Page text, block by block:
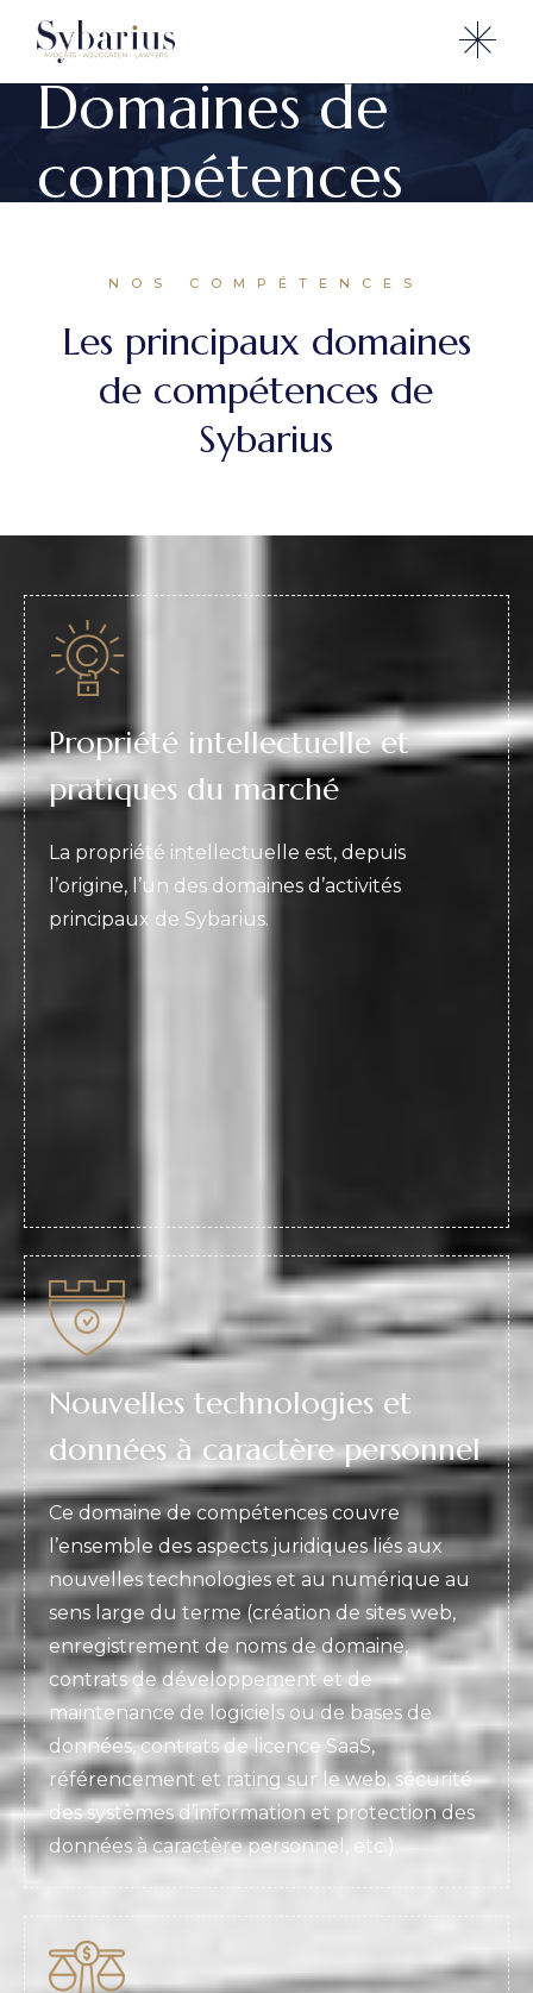
Domaines de
compétences
NOS COMPÉTENCES
Les principaux domaines
de compétences de
Sybarius
Propriété intellectuelle et
pratiques du marché
La propriété intellectuelle est, depuis
l’origine, l’un des domaines d’activités
principaux de Sybarius.
Nouvelles technologies et
données à caractère personnel
Ce domaine de compétences couvre
l’ensemble des aspects juridiques liés aux
nouvelles technologies et au numérique au
sens large du terme (création de sites web,
enregistrement de noms de domaine,
contrats de développement et de
maintenance de logiciels ou de bases de
données, contrats de licence SaaS,
référencement et rating sur le web, sécurité
des systèmes d’information et protection des
données à caractère personnel, etc.).